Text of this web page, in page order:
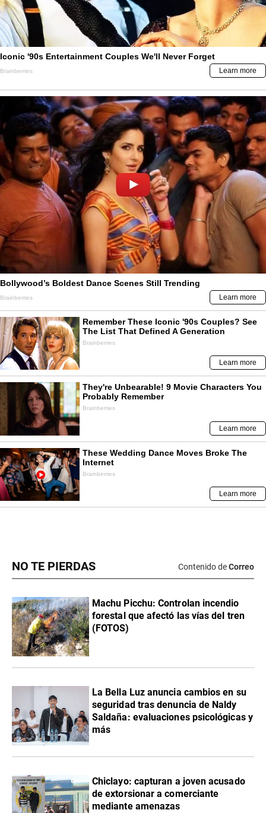
NO TE PIERDAS Contenido deCorreo
Machu Picchu: Controlan incendio
forestal que afectó las vías del tren
(FOTOS)
La Bella Luz anuncia cambios en su
seguridad tras denuncia de Naldy
Saldaña: evaluaciones psicológicas y
más
Chiclayo: capturan a joven acusado
de extorsionar a comerciante
mediante amenazas